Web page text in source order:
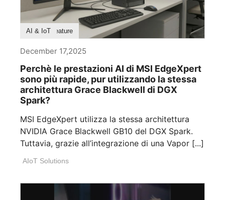
Labs
Product Feature
AI & IoT
December 17,2025
Perchè le prestazioni AI di MSI EdgeXpert
sono più rapide, pur utilizzando la stessa
architettura Grace Blackwell di DGX
Spark?
MSI EdgeXpert utilizza la stessa architettura
NVIDIA Grace Blackwell GB10 del DGX Spark.
Tuttavia, grazie all’integrazione di una Vapor [...]
AIoT Solutions